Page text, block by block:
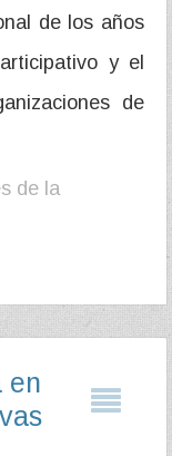
de los años
y el
de
de la
en